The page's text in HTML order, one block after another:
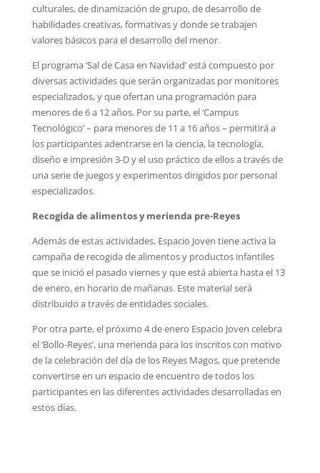
culturales, de dinamización de grupo, de desarrollo de
habilidades creativas, formativas y donde se trabajen
valores básicos para el desarrollo del menor.
El programa ‘Sal de Casa en Navidad’ está compuesto por
diversas actividades que serán organizadas por monitores
especializados, y que ofertan una programación para
menores de 6 a 12 años. Por su parte, el ‘Campus
Tecnológico’ – para menores de 11 a 16 años – permitirá a
los participantes adentrarse en la ciencia, la tecnología,
diseño e impresión 3-D y el uso práctico de ellos a través de
una serie de juegos y experimentos dirigidos por personal
especializados.
Recogida de alimentos y merienda pre-Reyes
Además de estas actividades, Espacio Joven tiene activa la
campaña de recogida de alimentos y productos infantiles
que se inició el pasado viernes y que está abierta hasta el 13
de enero, en horario de mañanas. Este material será
distribuido a través de entidades sociales.
Por otra parte, el próximo 4 de enero Espacio Joven celebra
el ‘Bollo-Reyes’, una merienda para los inscritos con motivo
de la celebración del día de los Reyes Magos, que pretende
convertirse en un espacio de encuentro de todos los
participantes en las diferentes actividades desarrolladas en
estos días.